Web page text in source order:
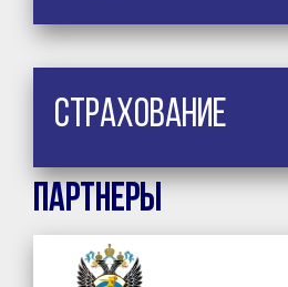
Страхование
Партнеры